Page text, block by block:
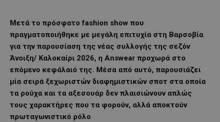
Μετά το πρόσφατοfashion show που
πραγματοποιήθηκε με μεγάλη επιτυχία στη Βαρσοβία
για την παρουσίαση της νέας συλλογής της σεζόν
Άνοιξη/ Καλοκαίρι 2026, η Answear προχωρά στο
επόμενο κεφάλαιό της. Μέσα από αυτό, παρουσιάζει
μία σειρά ξεχωριστών διαφημιστικών σποτ στα οποία
τα ρούχα και τα αξεσουάρ δεν πλαισιώνουν απλώς
τους χαρακτήρες που τα φορούν, αλλά αποκτούν
πρωταγωνιστικό ρόλο.